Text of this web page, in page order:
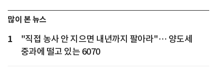
많이 본 뉴스
1
"직접 농사 안 지으면 내년까지 팔아라"… 양도세
중과에 떨고 있는 6070